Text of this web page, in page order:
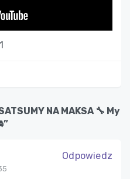
NA MAKSA 🔧 My
Odpowiedz